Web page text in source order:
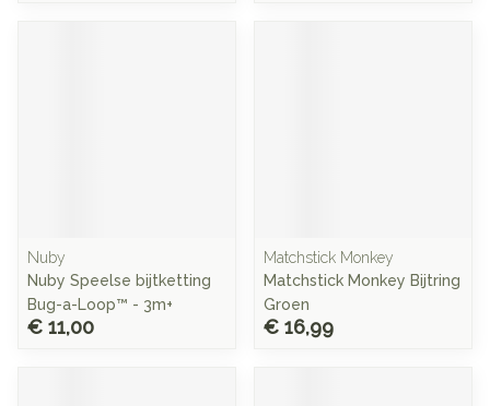
Nuby
Nuby Speelse bijtketting
Bug-a-Loop™ - 3m+
€ 11,00
Matchstick Monkey
Matchstick Monkey Bijtring
Groen
€ 16,99